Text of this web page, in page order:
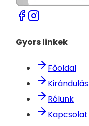
Gyors linkek
Főoldal
Kirándulás
Rólunk
Kapcsolat